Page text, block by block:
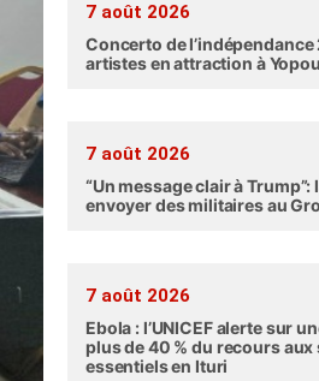
7 août 2026
Concerto de l’indépendance
artistes en attraction à
7 août 2026
“Un message clair à Trump”:
envoyer des militaires au
7 août 2026
Ebola : l’UNICEF alerte sur
plus de 40 % du recours aux
essentiels en Ituri